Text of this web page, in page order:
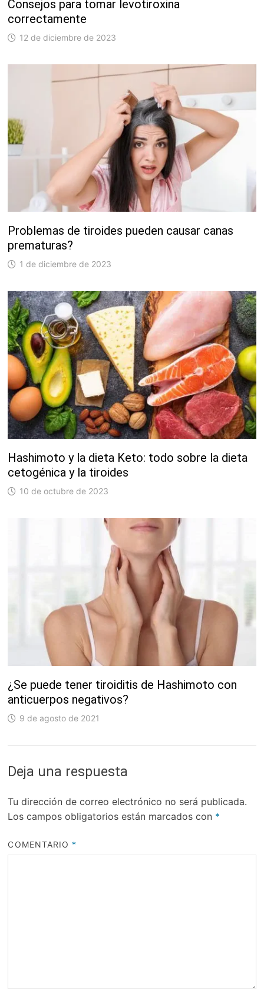
Consejos para tomar levotiroxina
correctamente
12 de diciembre de 2023
Problemas de tiroides pueden causar canas
prematuras?
1 de diciembre de 2023
Hashimoto y la dieta Keto: todo sobre la dieta
cetogénica y la tiroides
10 de octubre de 2023
¿Se puede tener tiroiditis de Hashimoto con
anticuerpos negativos?
9 de agosto de 2021
Deja una respuesta
Tu dirección de correo electrónico no será publicada.
Los campos obligatorios están marcados con *
COMENTARIO *